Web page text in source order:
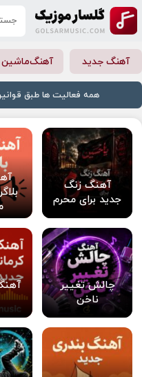
آهنگ جدید آهنگ‌ماشین
همه فعالیت ها طبق
آهنگ زنگ
جدید برای محرم
چالش تغییر
ناخن